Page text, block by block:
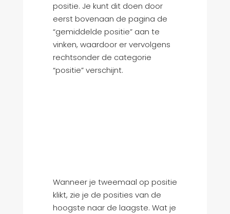
positie. Je kunt dit doen door
eerst bovenaan de pagina de
“gemiddelde positie” aan te
vinken, waardoor er vervolgens
rechtsonder de categorie
“positie” verschijnt.
Wanneer je tweemaal op positie
klikt, zie je de posities van de
hoogste naar de laagste. Wat je